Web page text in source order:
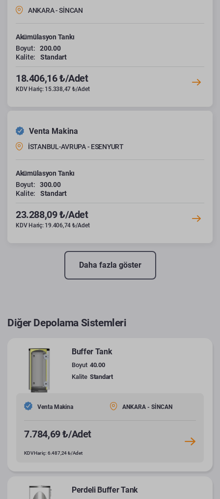
ANKARA - SİNCAN
Akümülasyon Tankı
Boyut:
200.00
Kalite:
Standart
18.406,16 ₺/Adet
KDV Hariç: 15.338,47 ₺/Adet
Venta Makina
İSTANBUL-AVRUPA - ESENYURT
Akümülasyon Tankı
Boyut:
300.00
Kalite:
Standart
23.288,09 ₺/Adet
KDV Hariç: 19.406,74 ₺/Adet
Daha fazla göster
Diğer Depolama Sistemleri
Buffer Tank
Boyut 40.00
Kalite Standart
Venta Makina ANKARA - SİNCAN
7.784,69 ₺/Adet
KDV Hariç: 6.487,24 ₺/Adet
Perdeli Buffer Tank